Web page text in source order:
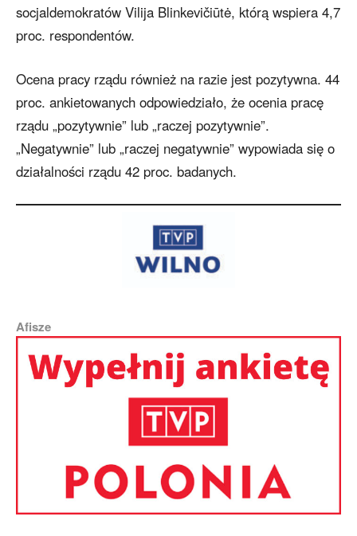
socjaldemokratów Vilija Blinkevičiūtė, którą wspiera 4,7
proc. respondentów.
Ocena pracy rządu również na razie jest pozytywna. 44
proc. ankietowanych odpowiedziało, że ocenia pracę
rządu „pozytywnie” lub „raczej pozytywnie”.
„Negatywnie” lub „raczej negatywnie” wypowiada się o
działalności rządu 42 proc. badanych.
Afisze